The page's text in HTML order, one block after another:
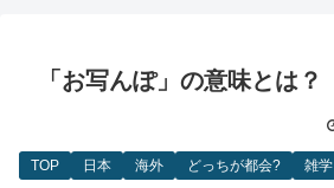
「お写んぽ」の意味とは？
TOP 日本 海外 どっちが都会? 雑学